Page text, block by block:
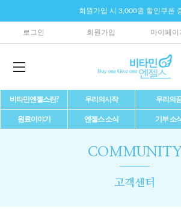
회원가입 시 3,000원 할인쿠폰
로그인 회원가입 마이페이
비타민엔젤스란? 우리의시작
우리의
원료이야기
엔젤스 소식 기부 소
COMMUNITY
고객센터